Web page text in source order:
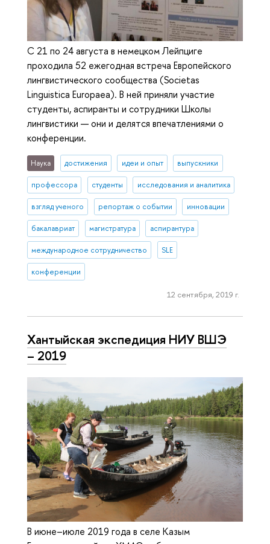
С 21 по 24 августа в немецком Лейпциге
проходила 52 ежегодная встреча Европейского
лингвистического сообщества (Societas
Linguistica Europaea). В ней приняли участие
студенты, аспиранты и сотрудники Школы
лингвистики — они и делятся впечатлениями о
конференции.
Наука достижения идеи и опыт выпускники
профессора студенты исследования и аналитика
взгляд ученого репортаж о событии инновации
бакалавриат магистратура аспирантура
международное сотрудничество SLE
конференции
12 сентября, 2019 г.
Хантыйская экспедиция НИУ ВШЭ
– 2019
В июне–июле 2019 года в селе Казым